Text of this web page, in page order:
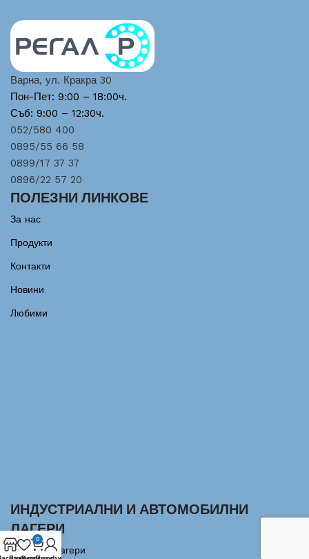
Варна, ул. Кракра 30
Пон-Пет: 9:00 – 18:00ч.
Съб: 9:00 – 12:30ч.
052/580 400
0895/55 66 58
0899/17 37 37
0896/22 57 20
ПОЛЕЗНИ ЛИНКОВЕ
За нас
Продукти
Контакти
Новини
Любими
ИНДУСТРИАЛНИ И АВТОМОБИЛНИ
ЛАГЕРИ
Сачмени лагери
0